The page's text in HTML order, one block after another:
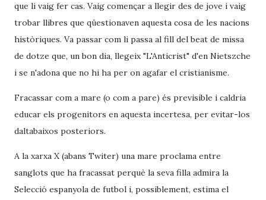
que li vaig fer cas. Vaig començar a llegir des de jove i vaig
trobar llibres que qüestionaven aquesta cosa de les nacions
històriques. Va passar com li passa al fill del beat de missa
de dotze que, un bon dia, llegeix "L'Anticrist" d'en Nietszche
i se n'adona que no hi ha per on agafar el cristianisme.
Fracassar com a mare (o com a pare) és previsible i caldria
educar els progenitors en aquesta incertesa, per evitar-los
daltabaixos posteriors.
A la xarxa X (abans Twiter) una mare proclama entre
sanglots que ha fracassat perquè la seva filla admira la
Selecció espanyola de futbol i, possiblement, estima el